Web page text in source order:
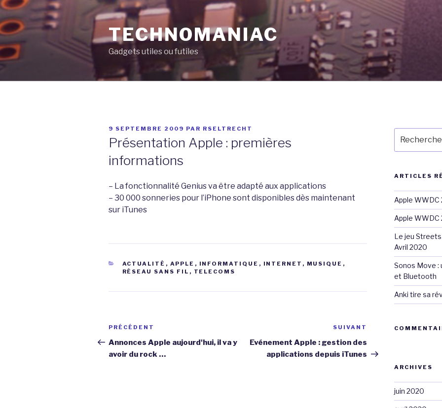
Aller
au
contenu
principal
TECHNOMANIAC
Gadgets utiles ou futiles
PUBLIÉ
9 SEPTEMBRE 2009 PAR RSELTRECHT
Présentation Apple : premières
informations
– La fonctionnalité Genius va être adapté aux applications
– 30 000 sonneries pour l’iPhone sont disponibles dès maintenant
sur iTunes
CATÉGORIES
ACTUALITÉ , APPLE , INFORMATIQUE , INTERNET , MUSIQUE ,
RÉSEAU SANS FIL , TELECOMS
Navigation
de
l’article
Article
précédent
PRÉCÉDENT
Annonces Apple aujourd'hui, il va y
avoir du rock …
Article
SUIVANT
Evénement Apple : gestion des
applications depuis iTunes
pour
:
ARTICLES
Apple WWDC
Apple WWDC
Le jeu
Avril 2020
Sonos Move :
et Bluetooth
Anki tire sa
ARCHIVES
juin 2020